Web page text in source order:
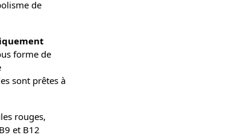
de
forme de
sont prêtes à
rouges,
et B12